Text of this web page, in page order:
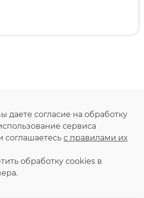
даете согласие на обработку
сервиса
соглашаетесь с правилами их
обработку сookies в